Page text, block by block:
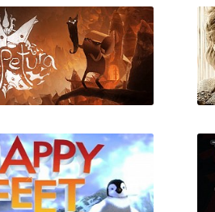
- A Tale of Banzo